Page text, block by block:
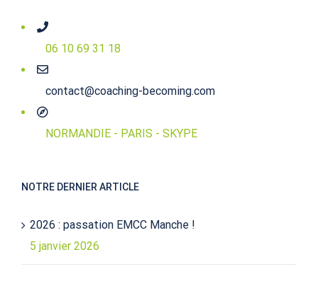
06 10 69 31 18
contact@coaching-becoming.com
NORMANDIE - PARIS - SKYPE
NOTRE DERNIER ARTICLE
2026 : passation EMCC Manche !
5 janvier 2026